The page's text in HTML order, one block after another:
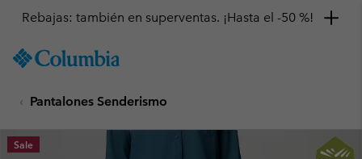
TO
SKIP
MAIN
NAV
Rebajas: también en superventas. ¡Hasta el -50 %!
Pantalones Senderismo
Sale